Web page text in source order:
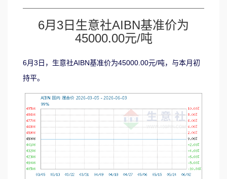
6月3日生意社AIBN基准价为
45000.00元/吨
6月3日，生意社AIBN基准价为45000.00元/吨，与本月初
持平。